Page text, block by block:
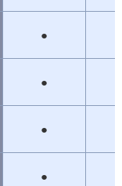
●
●
●
●